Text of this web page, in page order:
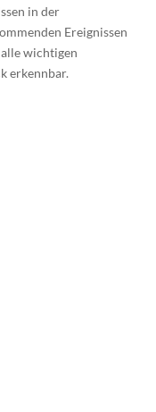
in der
Ereignissen
wichtigen
erkennbar.